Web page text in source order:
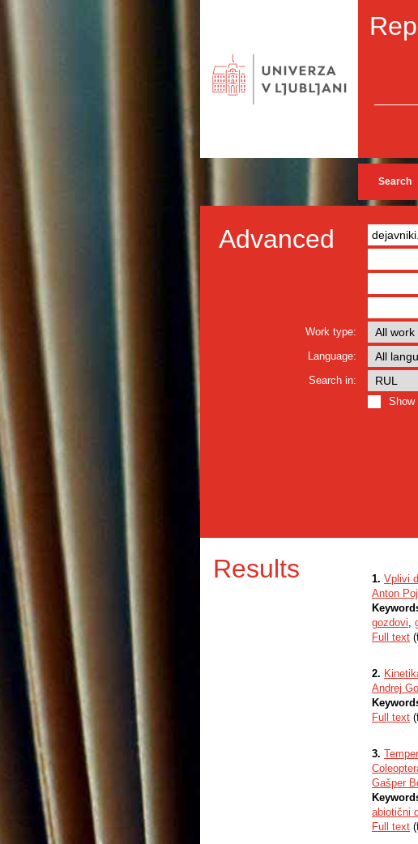
Search
Advanced
Work type:
Language:
Search in:
Results
1. Vplivi
Anton
gozdovi,
Full text
2.
Andrej
Full text
3.
Gašper
abiotični
Full text